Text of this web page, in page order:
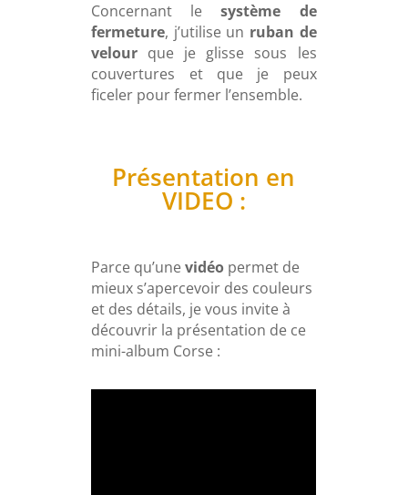
Concernant le système de
fermeture, j’utilise un ruban de
velour que je glisse sous les
couvertures et que je peux
ficeler pour fermer l’ensemble.
Présentation en
VIDEO :
Parce qu’unevidéo permet de
mieux s’apercevoir des couleurs
et des détails, je vous invite à
découvrir la présentation de ce
mini-album Corse :